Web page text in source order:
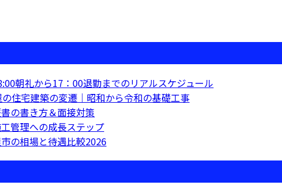
朝礼から17：00退勤までのリアルスケジュール
住宅建築の変遷｜昭和から令和の基礎工事
の書き方＆面接対策
管理への成長ステップ
の相場と待遇比較2026